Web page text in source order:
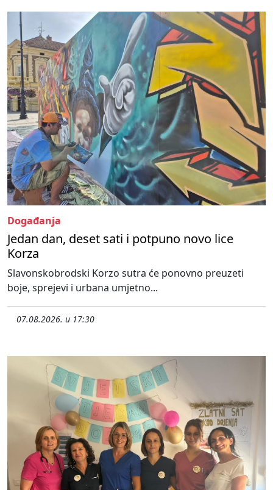
Događanja
Jedan dan, deset sati i potpuno novo lice
Korza
Slavonskobrodski Korzo sutra će ponovno preuzeti
boje, sprejevi i urbana umjetno...
07.08.2026. u 17:30